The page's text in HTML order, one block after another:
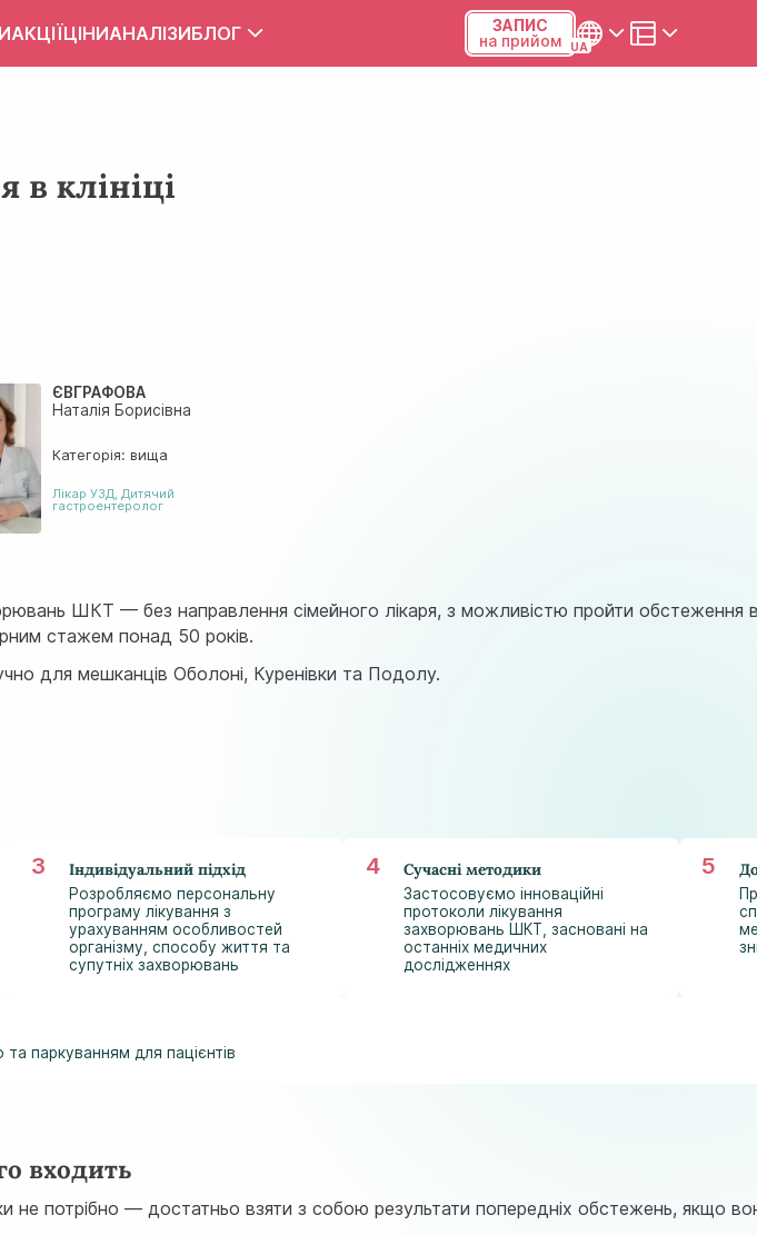
АКЦІЇЦІНИАНАЛІЗИБЛОГ
ЗАПИС
на прийом
в клініці
ЄВГРАФОВА
Наталія Борисівна
Категорія: вища
Лiкар УЗД,Дитячий
гастроентеролог
ШКТ — без направлення сімейного лікаря, з можливістю пройти обстеження
стажем понад 50 років.
для мешканців Оболоні, Куренівки та Подолу.
Індивідуальний підхід
Розробляємо персональну
програму лікування з
урахуванням особливостей
організму, способу життя та
супутніх захворювань
Сучасні методики
Застосовуємо інноваційні
протоколи лікування
захворювань ШКТ, засновані на
останніх медичних
дослідженнях
паркуванням для пацієнтів
входить
не потрібно — достатньо взяти з собою результати попередніх обстежень, якщо